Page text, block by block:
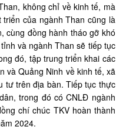
không chỉ về kinh tế, mà
của ngành Than cũng là
cùng đồng hành tháo gỡ khó
và ngành Than sẽ tiếp tục
đó, tập trung triển khai các
và Quảng Ninh về kinh tế, xã
tư trên địa bàn. Tiếp tục thực
trong đó có CNLĐ ngành
chí chúc TKV hoàn thành
2024.